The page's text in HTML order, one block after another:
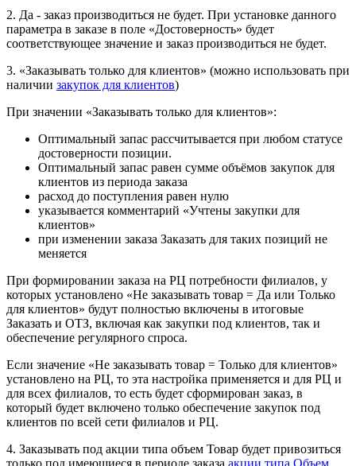
2. Да - заказ производиться не будет. При установке данного
параметра в заказе в поле «Достоверность» будет
соответствующее значение и заказ производиться не будет.
3. «Заказывать только для клиентов» (можно использовать при
наличии закупок для клиентов)
При значении «Заказывать только для клиентов»:
Оптимальный запас рассчитывается при любом статусе
достоверности позиции.
Оптимальный запас равен сумме объёмов закупок для
клиентов из периода заказа
расход до поступления равен нулю
указывается комментарий «Учтены закупки для
клиентов»
при изменении заказа Заказать для таких позиций не
меняется
При формировании заказа на РЦ потребности филиалов, у
которых установлено «Не заказывать товар = Да или Только
для клиентов» будут полностью включены в итоговые
Заказать и ОТЗ, включая как закупки под клиентов, так и
обеспечение регулярного спроса.
Если значение «Не заказывать товар = Только для клиентов»
установлено на РЦ, то эта настройка применяется и для РЦ и
для всех филиалов, то есть будет сформирован заказ, в
который будет включено только обеспечение закупок под
клиентов по всей сети филиалов и РЦ.
4. Заказывать под акции типа объем Товар будет привозиться